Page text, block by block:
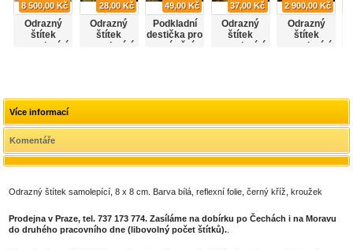
8 500,00 Kč
Odrazný
štítek
samolepící
28,00 Kč
Odrazný
štítek
samolepící
49,00 Kč
Podkladní
destička pro
umístění
37,00 Kč
Odrazný
štítek
samolepící
2 900,00 Kč
Odrazný
štítek
samolepící
Více informací
Komentáře
Odrazný štítek samolepící, 8 x 8 cm. Barva bílá, reflexní folie, černý kříž, kroužek
Prodejna v Praze, tel. 737 173 774. Zasíláme na dobírku po Čechách i na Moravu
do druhého pracovního dne (libovolný počet štítků)..